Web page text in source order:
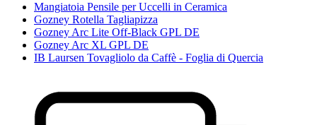
Mangiatoia Pensile per Uccelli in Ceramica
Gozney Rotella Tagliapizza
Gozney Arc Lite Off-Black GPL DE
Gozney Arc XL GPL DE
IB Laursen Tovagliolo da Caffè - Foglia di Quercia